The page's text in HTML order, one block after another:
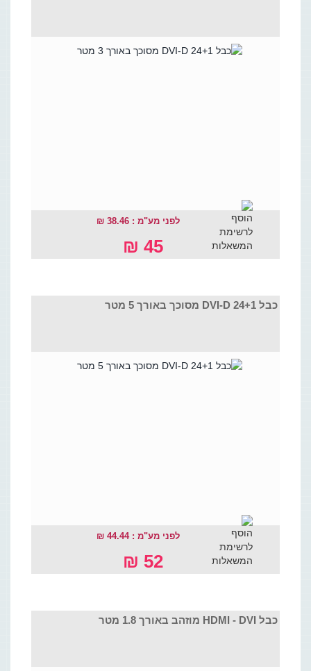
לפני מע"מ : 38.46 ₪
45 ₪
כבל DVI-D 24+1 מסוכך באורך 5 מטר
לפני מע"מ : 44.44 ₪
52 ₪
כבל HDMI - DVI מוזהב באורך 1.8 מטר